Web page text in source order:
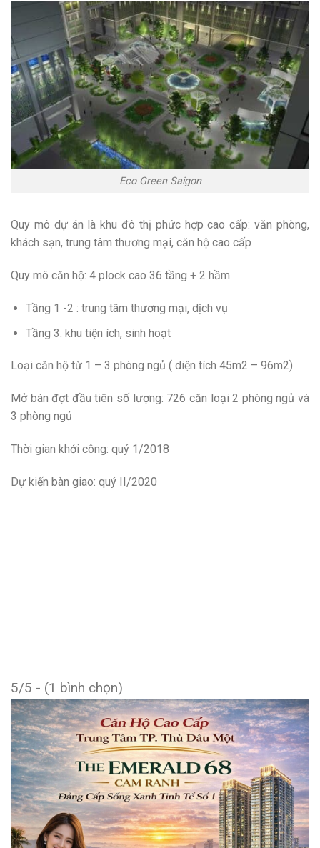
Eco Green Saigon
Quy mô dự án là khu đô thị phức hợp cao cấp: văn phòng,
khách sạn, trung tâm thương mại, căn hộ cao cấp
Quy mô căn hộ: 4 plock cao 36 tầng + 2 hầm
Tầng 1 -2 : trung tâm thương mại, dịch vụ
Tầng 3: khu tiện ích, sinh hoạt
Loại căn hộ từ 1 – 3 phòng ngủ ( diện tích 45m2 – 96m2)
Mở bán đợt đầu tiên số lượng: 726 căn loại 2 phòng ngủ và
3 phòng ngủ
Thời gian khởi công: quý 1/2018
Dự kiến bàn giao: quý II/2020
5/5 - (1 bình chọn)